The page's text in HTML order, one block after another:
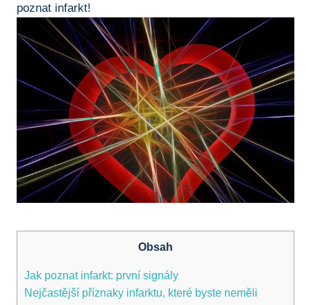
poznat infarkt!
Obsah
Jak poznat infarkt:⁤ první ⁢signály
Nejčastější příznaky infarktu, ​které byste neměli